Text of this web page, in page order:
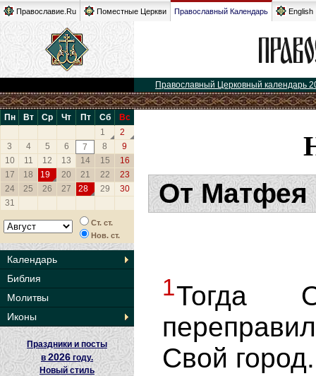
Православие.Ru Поместные Церкви Православный Календарь English
Православный Церковный календарь
Пн Вт Ср Чт Пт Сб
Вс
1
2
3
4 5 6 7 8
9
10
11 12 13 14 15
16
17
18 19 20 21 22
23
24
25 26 27 28 29
30
31
Ст. ст.
Нов. ст.
Календарь
Библия
Молитвы
Иконы
Праздники и посты
в2026 году.
Новый стиль
От Матфея
1Тогда
Свой город.